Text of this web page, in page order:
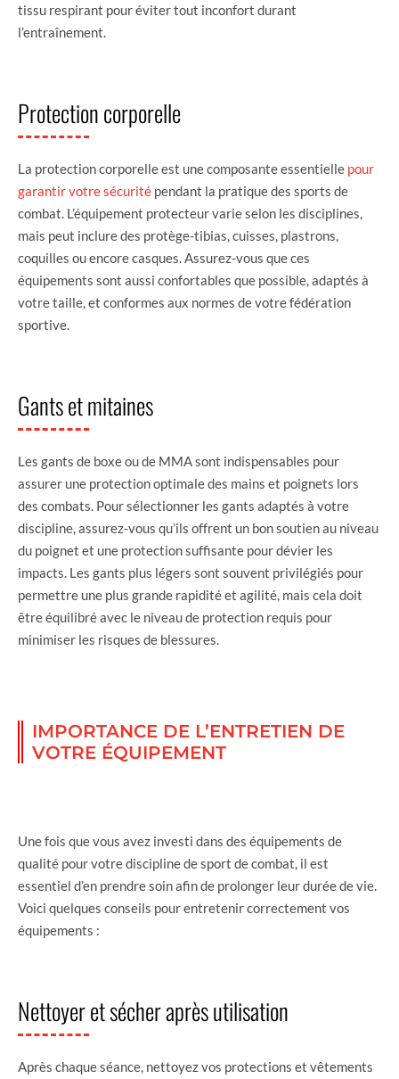
tissu respirant pour éviter tout inconfort durant
l’entraînement.
Protection corporelle
La protection corporelle est une composante essentielle pour
garantir votre sécurité pendant la pratique des sports de
combat. L’équipement protecteur varie selon les disciplines,
mais peut inclure des protège-tibias, cuisses, plastrons,
coquilles ou encore casques. Assurez-vous que ces
équipements sont aussi confortables que possible, adaptés à
votre taille, et conformes aux normes de votre fédération
sportive.
Gants et mitaines
Les gants de boxe ou de MMA sont indispensables pour
assurer une protection optimale des mains et poignets lors
des combats. Pour sélectionner les gants adaptés à votre
discipline, assurez-vous qu’ils offrent un bon soutien au niveau
du poignet et une protection suffisante pour dévier les
impacts. Les gants plus légers sont souvent privilégiés pour
permettre une plus grande rapidité et agilité, mais cela doit
être équilibré avec le niveau de protection requis pour
minimiser les risques de blessures.
IMPORTANCE DE L’ENTRETIEN DE
VOTRE ÉQUIPEMENT
Une fois que vous avez investi dans des équipements de
qualité pour votre discipline de sport de combat, il est
essentiel d’en prendre soin afin de prolonger leur durée de vie.
Voici quelques conseils pour entretenir correctement vos
équipements :
Nettoyer et sécher après utilisation
Après chaque séance, nettoyez vos protections et vêtements